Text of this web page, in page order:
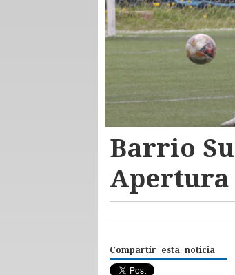
Barrio
Apertura
Compartir esta noticia